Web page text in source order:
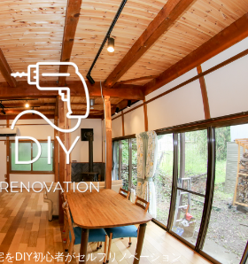
DIY初心者がセルフリノベーション